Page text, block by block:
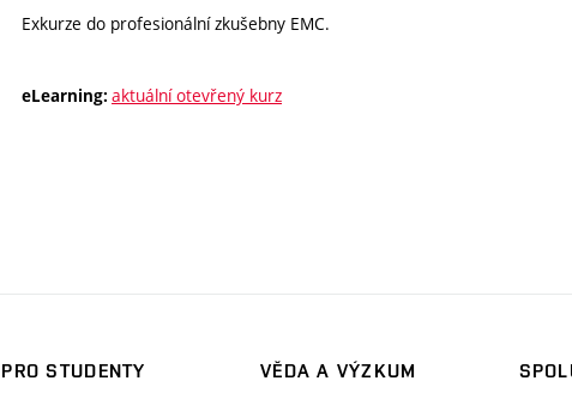
Exkurze do profesionální zkušebny EMC.
eLearning: aktuální otevřený kurz
PRO STUDENTY
VĚDA A VÝZKUM